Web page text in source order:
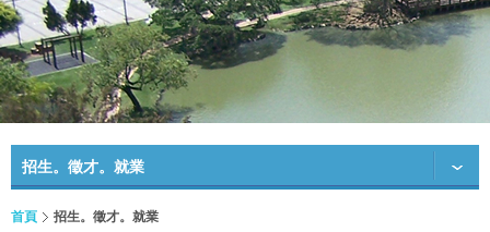
招生。徵才。就業
首頁 招生。徵才。就業